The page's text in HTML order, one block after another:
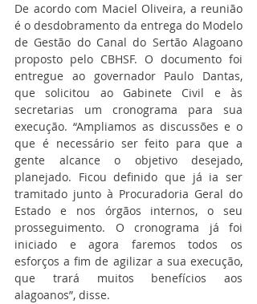
De acordo com Maciel Oliveira, a reunião
é o desdobramento da entrega do Modelo
de Gestão do Canal do Sertão Alagoano
proposto pelo CBHSF. O documento foi
entregue ao governador Paulo Dantas,
que solicitou ao Gabinete Civil e às
secretarias um cronograma para sua
execução. “Ampliamos as discussões e o
que é necessário ser feito para que a
gente alcance o objetivo desejado,
planejado. Ficou definido que já ia ser
tramitado junto à Procuradoria Geral do
Estado e nos órgãos internos, o seu
prosseguimento. O cronograma já foi
iniciado e agora faremos todos os
esforços a fim de agilizar a sua execução,
que trará muitos benefícios aos
alagoanos”, disse.